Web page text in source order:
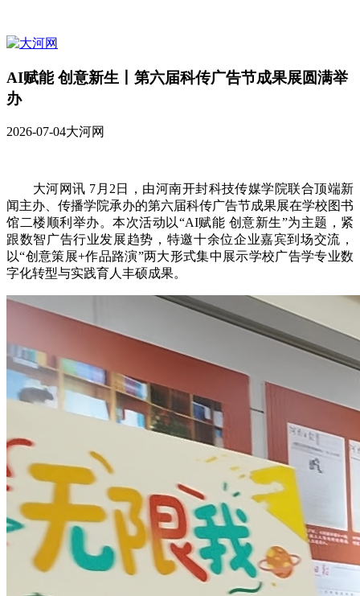
AI赋能 创意新生丨第六届科传广告节成果展圆满举
办
2026-07-04大河网
大河网讯 7月2日，由河南开封科技传媒学院联合顶端新
闻主办、传播学院承办的第六届科传广告节成果展在学校图书
馆二楼顺利举办。本次活动以“AI赋能 创意新生”为主题，紧
跟数智广告行业发展趋势，特邀十余位企业嘉宾到场交流，
以“创意策展+作品路演”两大形式集中展示学校广告学专业数
字化转型与实践育人丰硕成果。